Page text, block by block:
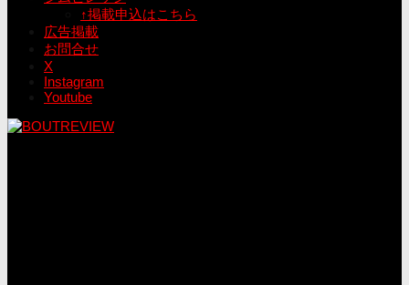
↑掲載申込はこちら
広告掲載
お問合せ
X
Instagram
Youtube